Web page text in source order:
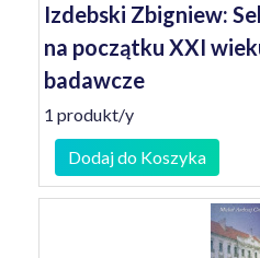
Izdebski Zbigniew:
na początku XXI
badawcze
1 produkt/y
Dodaj do Koszyka